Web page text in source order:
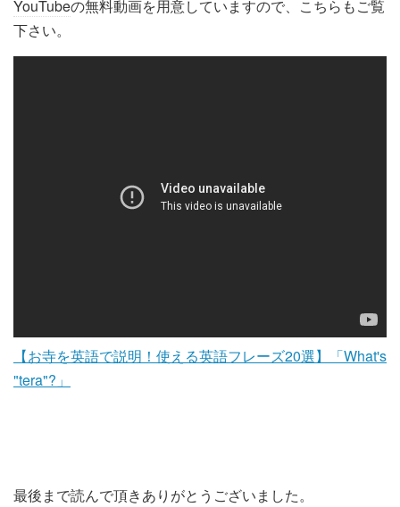
YouTubeの無料動画を用意していますので、こちらもご覧
下さい。
【お寺を英語で説明！使える英語フレーズ20選】「What's
"tera"?」
最後まで読んで頂きありがとうございました。